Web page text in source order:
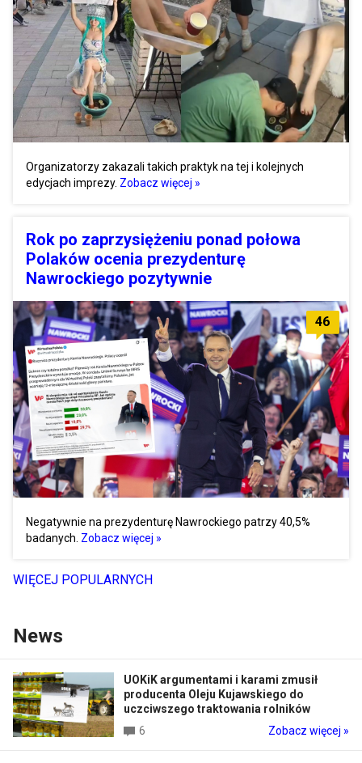
Organizatorzy zakazali takich praktyk na tej i kolejnych
edycjach imprezy. Zobacz więcej »
Rok po zaprzysiężeniu ponad połowa
Polaków ocenia prezydenturę
Nawrockiego pozytywnie
46
Negatywnie na prezydenturę Nawrockiego patrzy 40,5%
badanych. Zobacz więcej »
WIĘCEJ POPULARNYCH
News
UOKiK argumentami i karami zmusił
producenta Oleju Kujawskiego do
uczciwszego traktowania rolników
6
Zobacz więcej »